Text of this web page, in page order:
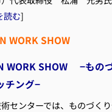
読む]
WORK SHOW
WORK SHOW −もの
チング−
センターでは、ものづく